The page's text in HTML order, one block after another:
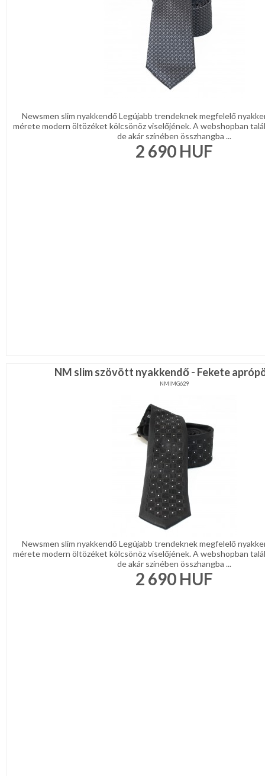
Newsmen slim nyakkendő Legújabb trendeknek megfelelő
mérete modern öltözéket kölcsönöz viselőjének. A webshopban
de akár színében összhangba ...
2 690 HUF
NM slim szövött nyakkendő - Fekete
NMIMG629
Newsmen slim nyakkendő Legújabb trendeknek megfelelő
mérete modern öltözéket kölcsönöz viselőjének. A webshopban
de akár színében összhangba ...
2 690 HUF